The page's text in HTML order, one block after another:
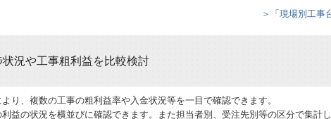
＞「現場別工事
況や工事粗利益を比較検討
より、複数の工事の粗利益率や入金状況等を一目で確認できます。
益の状況を横並びに確認できます。また担当者別、受注先別等の区分で集計